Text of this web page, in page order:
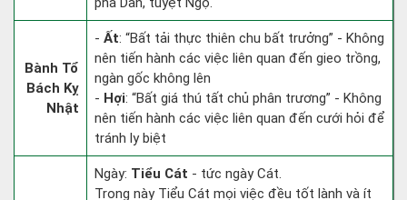
Bành Tổ
Bách Kỵ
Nhật
- Ất: “Bất tải thực thiên chu bất trưởng” - Không
nên tiến hành các việc liên quan đến gieo trồng,
ngàn gốc không lên
- Hợi: “Bất giá thú tất chủ phân trương” - Không
nên tiến hành các việc liên quan đến cưới hỏi để
tránh ly biệt
Ngày: Tiểu Cát - tức ngày Cát.
Trong này Tiểu Cát mọi việc đều tốt lành và ít